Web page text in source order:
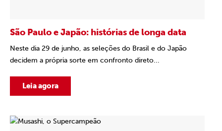
São Paulo e Japão: histórias de longa data
Neste dia 29 de junho, as seleções do Brasil e do Japão
decidem a própria sorte em confronto direto...
Leia agora